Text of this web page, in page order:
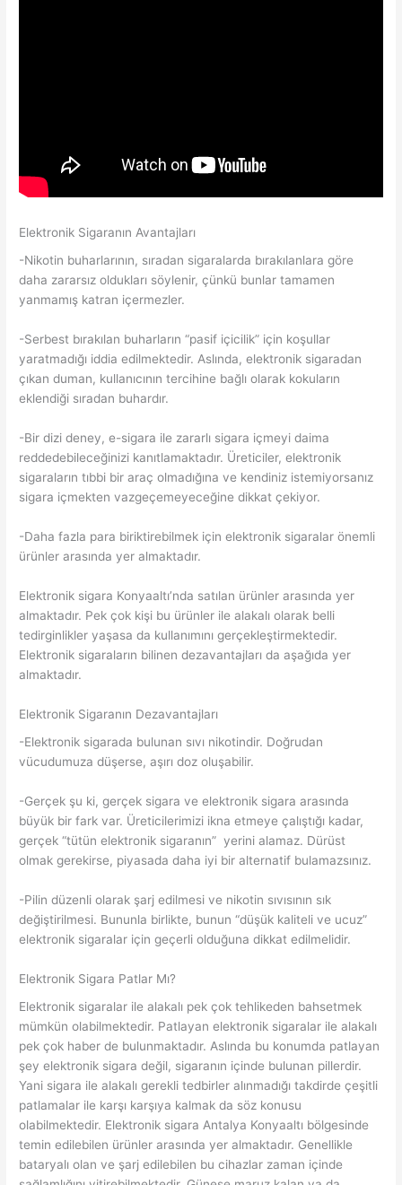
Elektronik Sigaranın Avantajları
-Nikotin buharlarının, sıradan sigaralarda bırakılanlara göre
daha zararsız oldukları söylenir, çünkü bunlar tamamen
yanmamış katran içermezler.
-Serbest bırakılan buharların “pasif içicilik” için koşullar
yaratmadığı iddia edilmektedir. Aslında, elektronik sigaradan
çıkan duman, kullanıcının tercihine bağlı olarak kokuların
eklendiği sıradan buhardır.
-Bir dizi deney, e-sigara ile zararlı sigara içmeyi daima
reddedebileceğinizi kanıtlamaktadır. Üreticiler, elektronik
sigaraların tıbbi bir araç olmadığına ve kendiniz istemiyorsanız
sigara içmekten vazgeçemeyeceğine dikkat çekiyor.
-Daha fazla para biriktirebilmek için elektronik sigaralar önemli
ürünler arasında yer almaktadır.
Elektronik sigara Konyaaltı’nda satılan ürünler arasında yer
almaktadır. Pek çok kişi bu ürünler ile alakalı olarak belli
tedirginlikler yaşasa da kullanımını gerçekleştirmektedir.
Elektronik sigaraların bilinen dezavantajları da aşağıda yer
almaktadır.
Elektronik Sigaranın Dezavantajları
-Elektronik sigarada bulunan sıvı nikotindir. Doğrudan
vücudumuza düşerse, aşırı doz oluşabilir.
-Gerçek şu ki, gerçek sigara ve elektronik sigara arasında
büyük bir fark var. Üreticilerimizi ikna etmeye çalıştığı kadar,
gerçek “tütün elektronik sigaranın” yerini alamaz. Dürüst
olmak gerekirse, piyasada daha iyi bir alternatif bulamazsınız.
-Pilin düzenli olarak şarj edilmesi ve nikotin sıvısının sık
değiştirilmesi. Bununla birlikte, bunun “düşük kaliteli ve ucuz”
elektronik sigaralar için geçerli olduğuna dikkat edilmelidir.
Elektronik Sigara Patlar Mı?
Elektronik sigaralar ile alakalı pek çok tehlikeden bahsetmek
mümkün olabilmektedir. Patlayan elektronik sigaralar ile alakalı
pek çok haber de bulunmaktadır. Aslında bu konumda patlayan
şey elektronik sigara değil, sigaranın içinde bulunan pillerdir.
Yani sigara ile alakalı gerekli tedbirler alınmadığı takdirde çeşitli
patlamalar ile karşı karşıya kalmak da söz konusu
olabilmektedir. Elektronik sigara Antalya Konyaaltı bölgesinde
temin edilebilen ürünler arasında yer almaktadır. Genellikle
bataryalı olan ve şarj edilebilen bu cihazlar zaman içinde